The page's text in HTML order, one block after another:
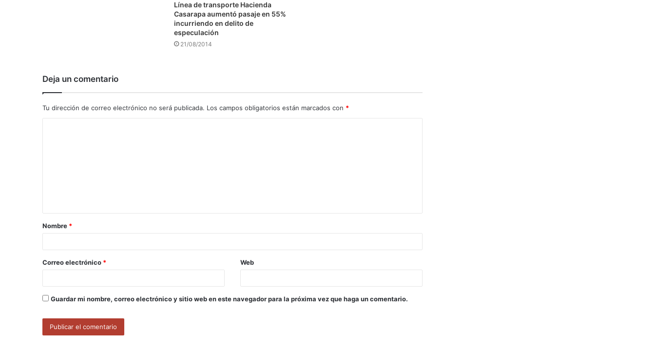
Línea de transporte Hacienda
Casarapa aumentó pasaje en 55%
incurriendo en delito de
especulación
21/08/2014
Deja un comentario
Tu dirección de correo electrónico no será publicada. Los campos obligatorios están marcados con *
a
r
*
Nombre *
Correo electrónico * Web
Guardar mi nombre, correo electrónico y sitio web en este navegador para la próxima vez que haga un comentario.